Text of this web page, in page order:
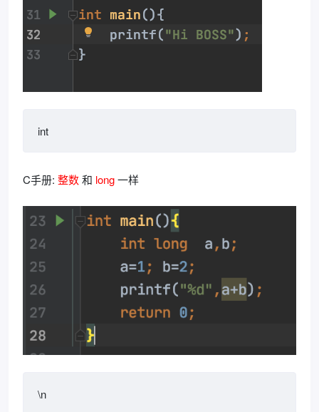
int
C手册: 整数和 long一样
\n